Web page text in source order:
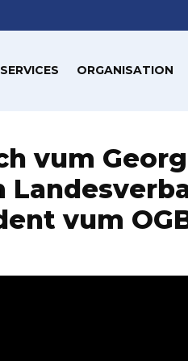
SERVICES ORGANISATION
vum
vum